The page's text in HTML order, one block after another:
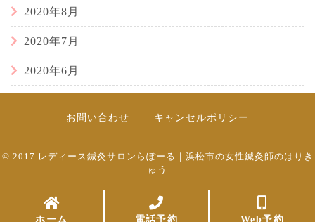
2020年8月
2020年7月
2020年6月
お問い合わせ キャンセルポリシー
© 2017 レディース鍼灸サロンらぽーる｜浜松市の女性鍼灸師のはりき
ゅう
ホーム 電話予約 Web予約